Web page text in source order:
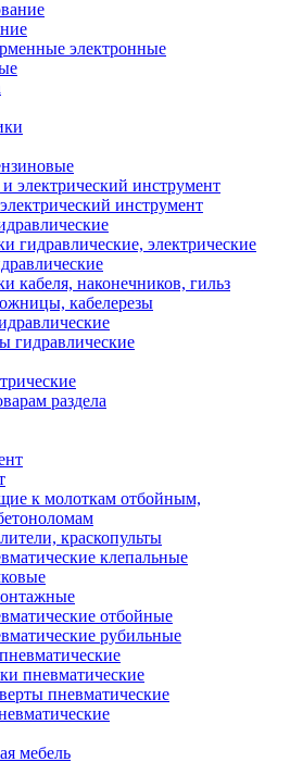
электронные
инструмент
гидравлические, электрические
кабеля, наконечников, гильз
кабелерезы
гидравлические
раздела
к молоткам отбойным,
краскопульты
клепальные
отбойные
рубильные
пневматические
пневматические